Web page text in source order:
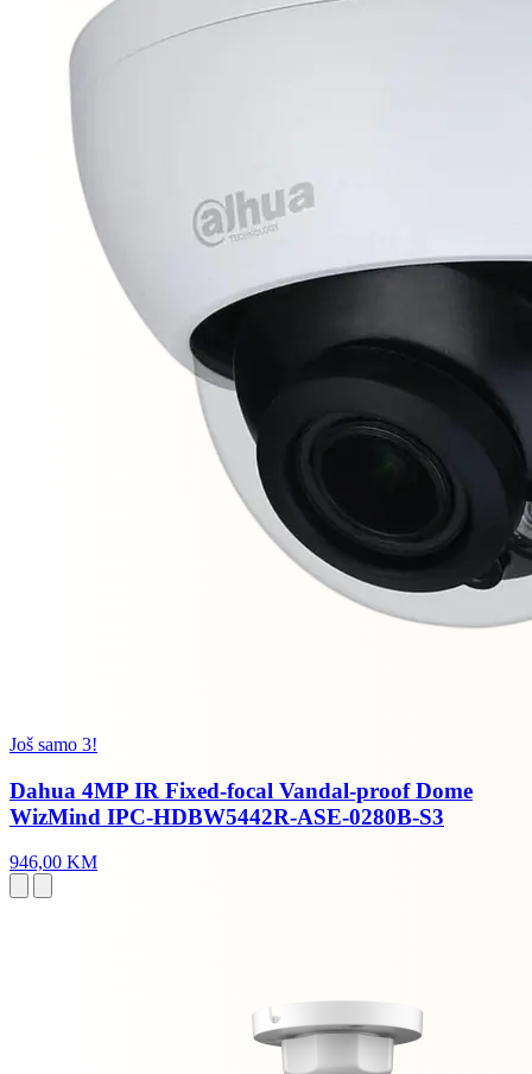
Još samo 3!
Dahua 4MP IR Fixed-focal Vandal-proof Dome
WizMind IPC-HDBW5442R-ASE-0280B-S3
946,00 KM